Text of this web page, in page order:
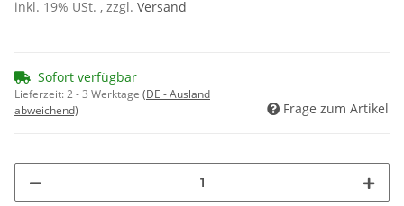
inkl. 19% USt. , zzgl. Versand
Sofort verfügbar
Lieferzeit:2 - 3 Werktage (DE - Ausland
abweichend)
Frage zum Artikel